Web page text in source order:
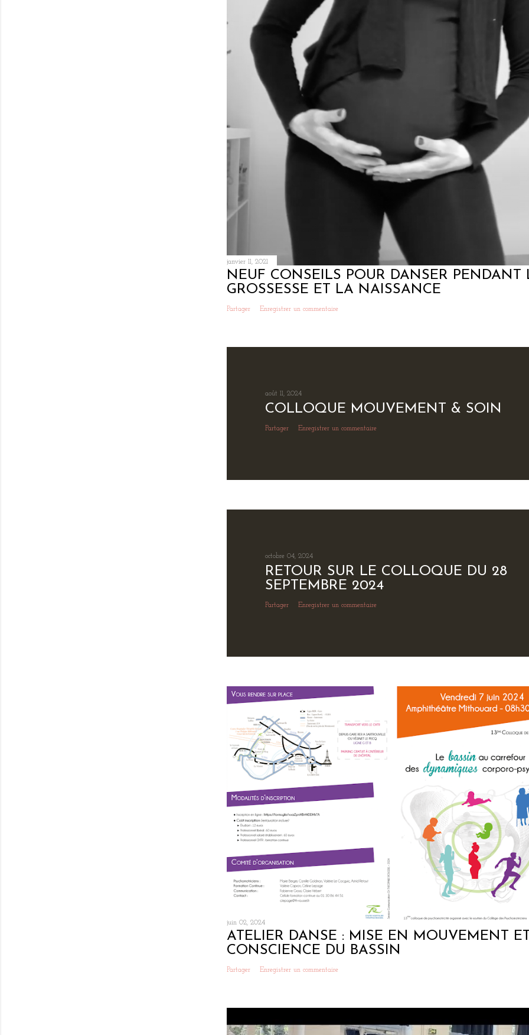
janvier 11, 2021
NEUF CONSEILS POUR DANSER PENDANT
GROSSESSE ET LA NAISSANCE
Partager Enregistrer un commentaire
août 11, 2024
COLLOQUE MOUVEMENT & SOIN
Partager Enregistrer un commentaire
octobre 04, 2024
RETOUR SUR LE COLLOQUE DU 28
SEPTEMBRE 2024
Partager Enregistrer un commentaire
juin 02, 2024
ATELIER DANSE : MISE EN MOUVEMENT
CONSCIENCE DU BASSIN
Partager Enregistrer un commentaire